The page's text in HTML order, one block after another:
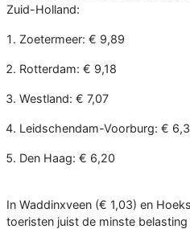
Zuid-Holland:
Zoetermeer: € 9,89
Rotterdam: € 9,18
Westland: € 7,07
Leidschendam-Voorburg: €
Den Haag: € 6,20
In Waddinxveen (€ 1,03) en
toeristen juist de minste